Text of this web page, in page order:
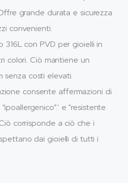
grande durata e sicurezza
convenienti.
316L con PVD per gioielli in
colori. Ciò mantiene un
senza costi elevati.
consente affermazioni di
e "resistente
corrisponde a ciò che i
dai gioielli di tutti i